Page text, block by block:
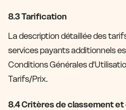
8.3 Tarification
La description détaillée des
services payants additionnels
Conditions Générales
Tarifs/Prix.
8.4 Critères de classement